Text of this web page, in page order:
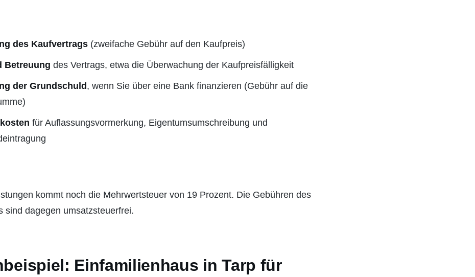
des Kaufvertrags (zweifache Gebühr auf den Kaufpreis)
Betreuung des Vertrags, etwa die Überwachung der Kaufpreisfälligkeit
der Grundschuld, wenn Sie über eine Bank finanzieren (Gebühr auf die
für Auflassungsvormerkung, Eigentumsumschreibung und
kommt noch die Mehrwertsteuer von 19 Prozent. Die Gebühren des
sind dagegen umsatzsteuerfrei.
Einfamilienhaus in Tarp für